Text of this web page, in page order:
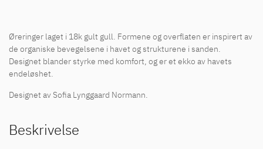
Øreringer laget i 18k gult gull. Formene og overflaten er inspirert av
de organiske bevegelsene i havet og strukturene i sanden.
Designet blander styrke med komfort, og er et ekko av havets
endeløshet.
Designet av Sofia Lynggaard Normann.
Beskrivelse